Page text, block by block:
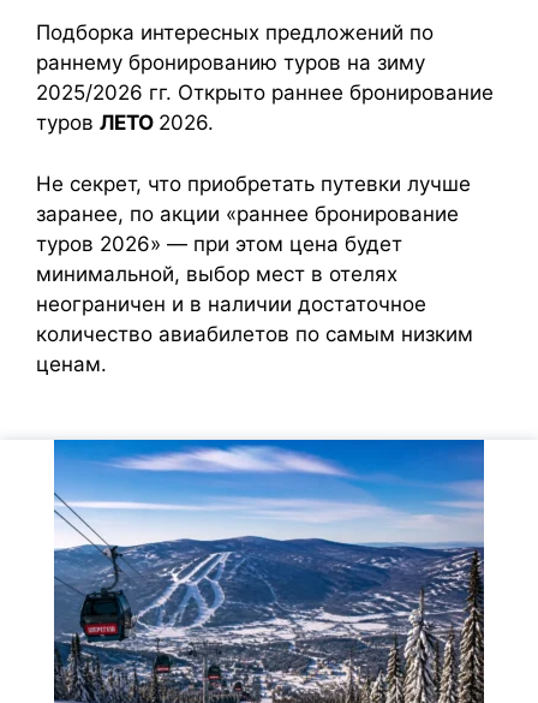
Подборка интересных предложений по
раннему бронированию туров на зиму
2025/2026 гг. Открыто раннее бронирование
туров ЛЕТО 2026.
Не секрет, что приобретать путевки лучше
заранее, по акции «раннее бронирование
туров 2026» — при этом цена будет
минимальной, выбор мест в отелях
неограничен и в наличии достаточное
количество авиабилетов по самым низким
ценам.